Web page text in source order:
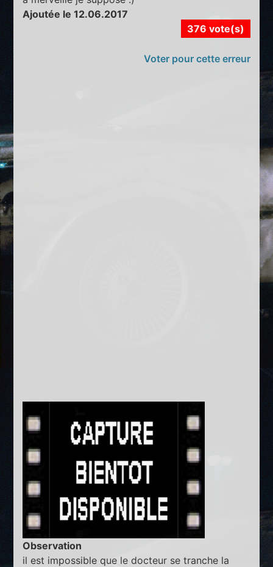
Ajoutée le 12.06.2017
376 vote(s)
Voter pour cette erreur
Observation
il est impossible que le docteur se tranche la